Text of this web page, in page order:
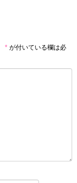
* が付いている欄は必